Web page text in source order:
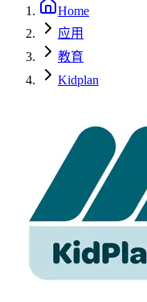
Home
应用
教育
Kidplan